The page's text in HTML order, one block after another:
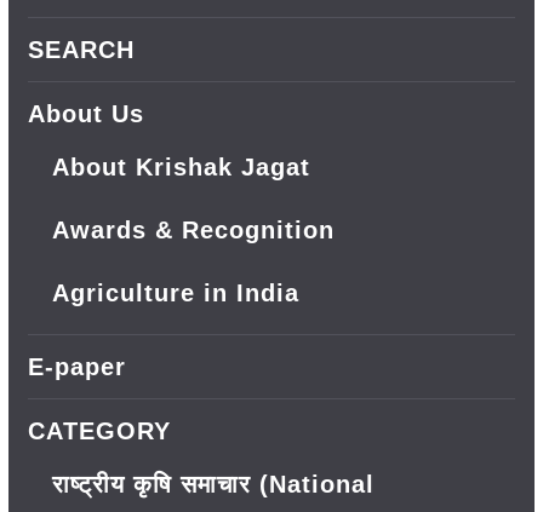
SEARCH
About Us
About Krishak Jagat
Awards & Recognition
Agriculture in India
E-paper
CATEGORY
राष्ट्रीय कृषि समाचार (National